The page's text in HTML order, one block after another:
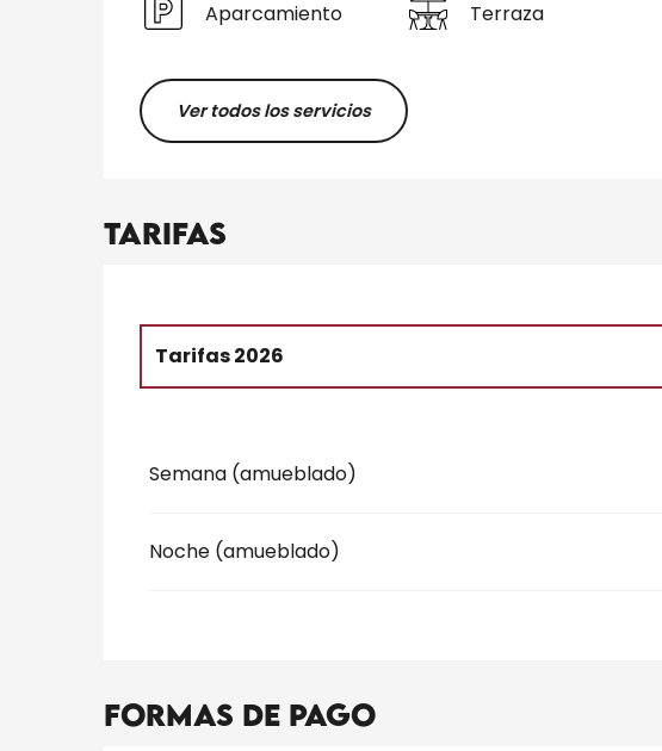
Aparcamiento
Terraza
Ver todos los servicios
Tarifas
Tarifas 2026
Semana (amueblado)
Noche (amueblado)
Formas de pago